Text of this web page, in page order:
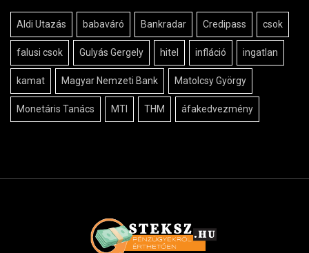
Aldi Utazás babaváró Bankradar Credipass csok
falusi csok Gulyás Gergely hitel infláció ingatlan
kamat Magyar Nemzeti Bank Matolcsy György
Monetáris Tanács MTI THM áfakedvezmény